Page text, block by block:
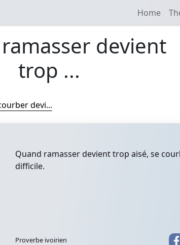
Home
devient
trop ...
devi...
Quand ramasser devient trop aisé, se
difficile.
Proverbe ivoirien